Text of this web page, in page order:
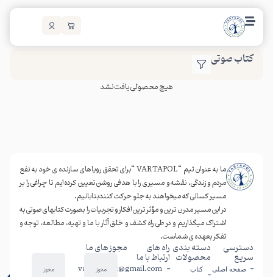
کتاب صوتی
هیچ محصولی یافت نشد
ما به عنوان تیم “VARTAPOL “
برای تحقق رویاهای سازنده ی خود به نفع
مردم و زندگی، نقشه و مسیری را با هدفی روشن تعیین کرده ایم تا چراغی را بر
مسیر کسانی که میخواهند به جلو حرکت کنندبتابانیم.
در این مسیر مدرن ترین و مؤثر ترین افکار و تجربیات را بصورت کتابهای صوتی به
اشتراک میگذاریم و در طی راه کشف و خلق آثار با ما و تهیه، مطالعه، توجه و
تفکر بعهده ی شماست.
دسترسی
سریع
صفحه اصلی
دسته بندی
محصولات
کتاب
راه های
ارتباط با ما
vartapol.tbt@gmail.com
مجوز های ما